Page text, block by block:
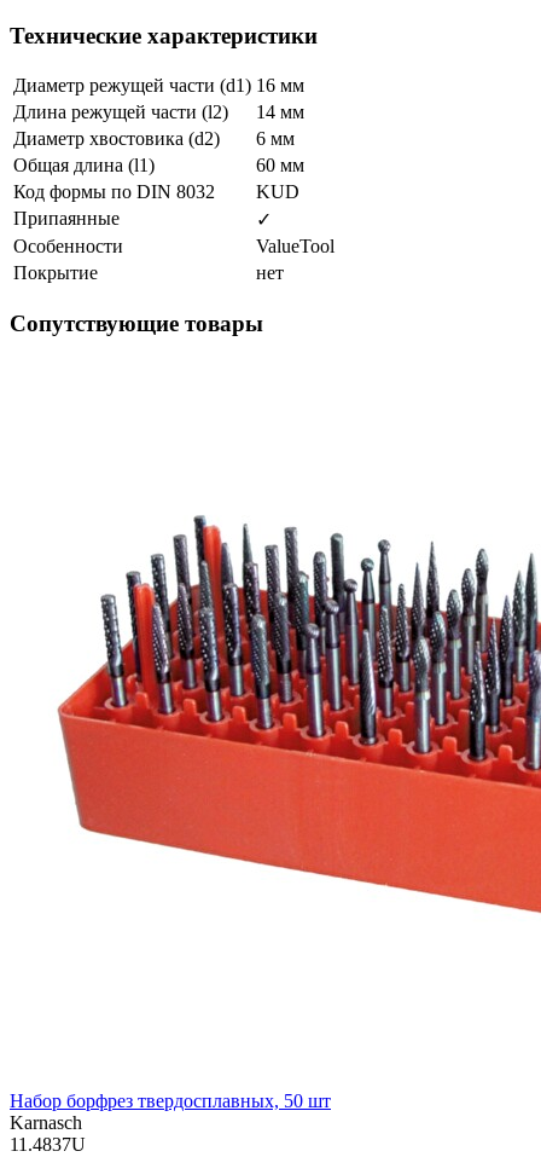
Технические характеристики
Диаметр режущей части (d1) 16 мм
Длина режущей части (l2)
14 мм
Диаметр хвостовика (d2)
6 мм
Общая длина (l1)
60 мм
Код формы по DIN 8032
KUD
Припаянные
✓
Особенности
ValueTool
Покрытие
нет
Сопутствующие товары
Набор борфрез твердосплавных, 50 шт
Karnasch
11.4837U